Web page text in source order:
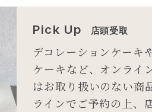
Pick Up 店頭受取
デコレーションケーキ
ケーキなど、オンライ
はお取り扱いのない商
ラインでご予約の上、